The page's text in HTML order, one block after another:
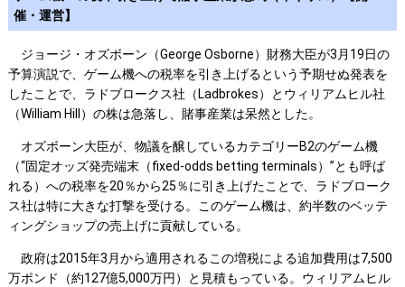
催・運営】
ジョージ・オズボーン（George Osborne）財務大臣が3月19日の
予算演説で、ゲーム機への税率を引き上げるという予期せぬ発表を
したことで、ラドブロークス社（Ladbrokes）とウィリアムヒル社
（William Hill）の株は急落し、賭事産業は呆然とした。
オズボーン大臣が、物議を醸しているカテゴリーB2のゲーム機
（“固定オッズ発売端末（fixed-odds betting terminals）”とも呼ば
れる）への税率を20％から25％に引き上げたことで、ラドブローク
ス社は特に大きな打撃を受ける。このゲーム機は、約半数のベッテ
ィングショップの売上げに貢献している。
政府は2015年3月から適用されるこの増税による追加費用は7,500
万ポンド（約127億5,000万円）と見積もっている。ウィリアムヒル